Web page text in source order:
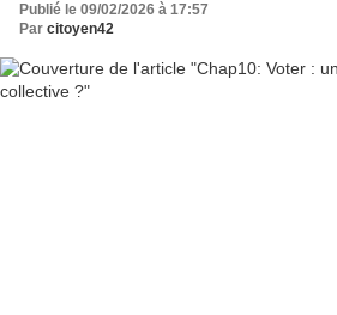
Publié le 09/02/2026 à 17:57
Par citoyen42